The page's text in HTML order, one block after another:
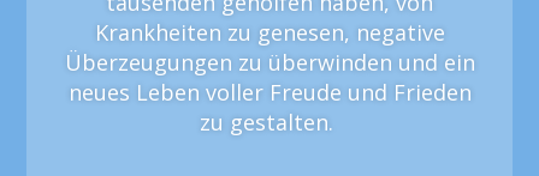
Krankheiten zu genesen, negative
Überzeugungen zu überwinden und ein
neues Leben voller Freude und Frieden
zu gestalten.